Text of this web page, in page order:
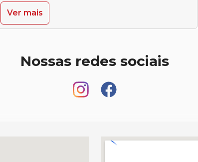
Ver mais
Nossas redes sociais